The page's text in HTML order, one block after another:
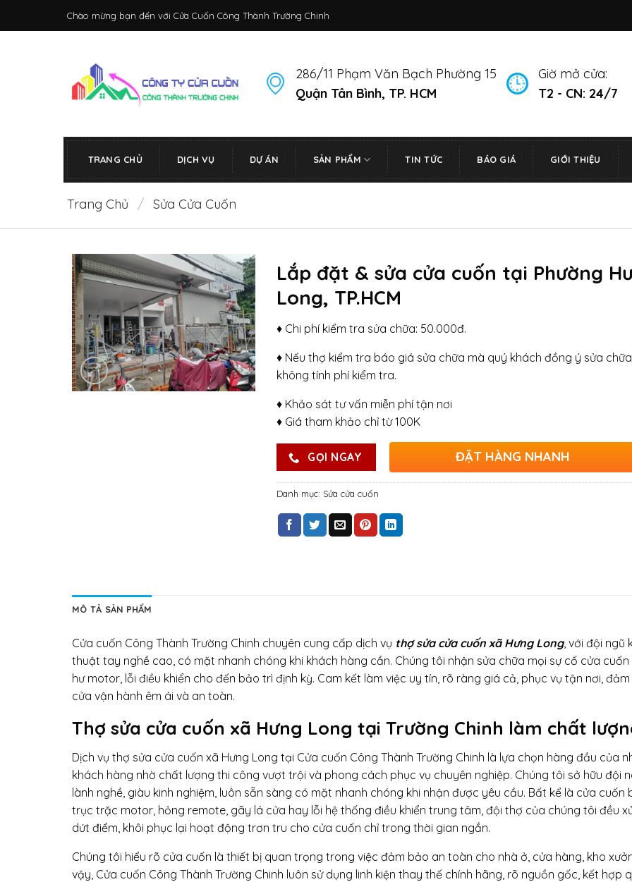
Chào mừng bạn đến với Cửa Cuốn Công Thành Trường Chinh
286/11 Phạm Văn Bạch Phường 15
Quận Tân Bình, TP. HCM
Giờ mở cửa:
T2 - CN: 24/7
TRANG CHỦ DỊCH VỤ DỰ ÁN SẢN PHẨM TIN TỨC BÁO GIÁ GIỚI THIỆU
Trang Chủ / Sửa Cửa Cuốn
Lắp đặt & sửa cửa cuốn tại Phường
Long, TP.HCM
♦ Chi phí kiểm tra sửa chữa: 50.000đ.
♦ Nếu thợ kiểm tra báo giá sửa chữa mà quý khách đồng ý sửa
không tính phí kiểm tra.
♦ Khảo sát tư vấn miễn phí tận nơi
♦ Giá tham khảo chỉ từ 100K
GỌI NGAY ĐẶT HÀNG NHANH
Danh mục: Sửa cửa cuốn
MÔ TẢ SẢN PHẨM
Cửa cuốn Công Thành Trường Chinh chuyên cung cấp dịch vụ thợ sửa cửa cuốn xã Hưng Long, với đội ngũ
thuật tay nghề cao, có mặt nhanh chóng khi khách hàng cần. Chúng tôi nhận sửa chữa mọi sự cố cửa cuốn
hư motor, lỗi điều khiển cho đến bảo trì định kỳ. Cam kết làm việc uy tín, rõ ràng giá cả, phục vụ tận nơi,
cửa vận hành êm ái và an toàn.
Thợ sửa cửa cuốn xã Hưng Long tại Trường Chinh làm chất
Dịch vụ thợ sửa cửa cuốn xã Hưng Long tại Cửa cuốn Công Thành Trường Chinh là lựa chọn hàng đầu của
khách hàng nhờ chất lượng thi công vượt trội và phong cách phục vụ chuyên nghiệp. Chúng tôi sở hữu đội
lành nghề, giàu kinh nghiệm, luôn sẵn sàng có mặt nhanh chóng khi nhận được yêu cầu. Bất kể là cửa cuốn
trục trặc motor, hỏng remote, gãy lá cửa hay lỗi hệ thống điều khiển trung tâm, đội thợ của chúng tôi đều
dứt điểm, khôi phục lại hoạt động trơn tru cho cửa cuốn chỉ trong thời gian ngắn.
Chúng tôi hiểu rõ cửa cuốn là thiết bị quan trọng trong việc đảm bảo an toàn cho nhà ở, cửa hàng, kho
vậy, Cửa cuốn Công Thành Trường Chinh luôn sử dụng linh kiện thay thế chính hãng, rõ nguồn gốc, kết hợp